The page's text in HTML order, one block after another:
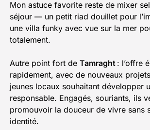
Mon astuce favorite reste de mixer
séjour — un petit riad douillet pour
une villa funky avec vue sur la mer
totalement.
Autre point fort de Tamraght : l’offre
rapidement, avec de nouveaux
jeunes locaux souhaitant développer
responsable. Engagés, souriants, ils
promouvoir la douceur de vivre sans
identité.